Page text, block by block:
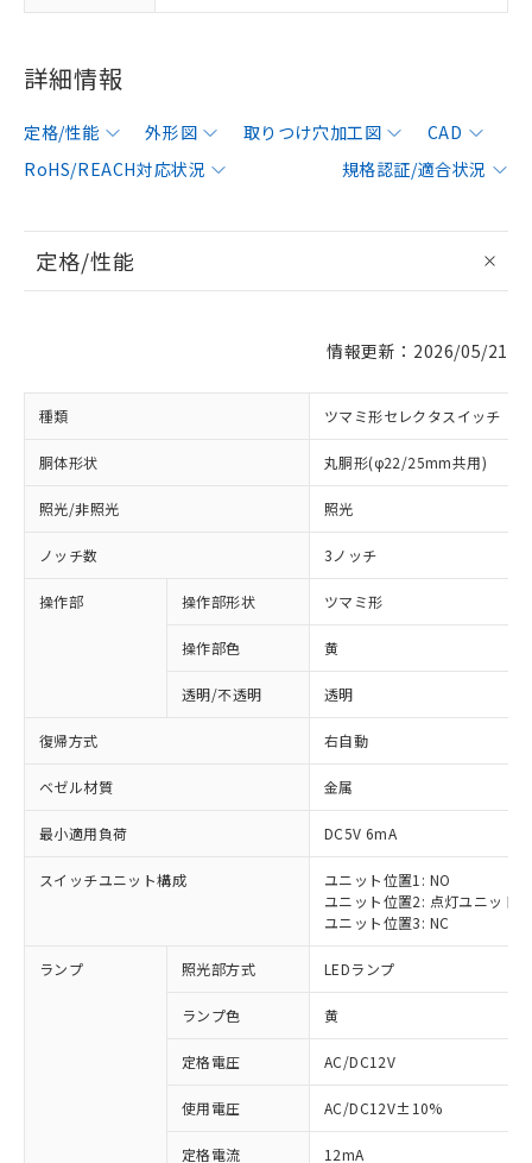
詳細情報
定格/性能 外形図 取りつけ穴加工図
CAD
RoHS/REACH対応状況
規格認証/適合状況
定格/性能
情報更新：2026/05/21
種類 ツマミ形セレクタスイッチ
胴体形状 丸胴形(φ22/25mm共用)
照光/非照光 照光
ノッチ数 3ノッチ
操作部 操作部形状 ツマミ形
操作部色 黄
透明/不透明 透明
復帰方式 右自動
ベゼル材質 金属
最小適用負荷 DC5V 6mA
スイッチユニット構成
ユニット位置1: NO
ユニット位置2: 点灯ユニット
ユニット位置3: NC
ランプ 照光部方式 LEDランプ
ランプ色 黄
定格電圧 AC/DC12V
使用電圧 AC/DC12V±10%
定格電流 12mA